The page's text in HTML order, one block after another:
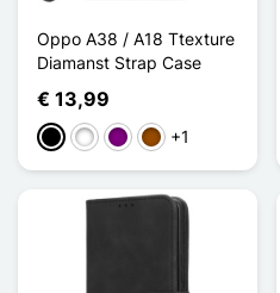
Oppo A38 / A18 Ttexture
Diamanst Strap Case
€ 13,99
ZwartWit PurperBruin+1